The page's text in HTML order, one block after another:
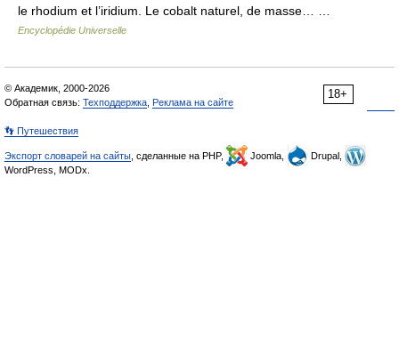
le rhodium et l’iridium. Le cobalt naturel, de masse… …
Encyclopédie Universelle
18+
© Академик, 2000-2026
Обратная связь: Техподдержка Реклама на сайте
👣 Путешествия
Экспорт словарей на сайты , сделанные на PHP, Joomla,
Drupal,
WordPress, MODx.